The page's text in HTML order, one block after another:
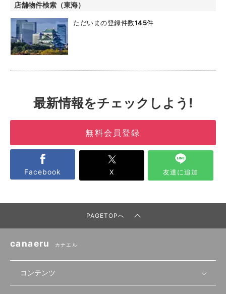
店舗物件検索（東海）
ただいまの登録件数145件
最新情報をチェックしよう!
無料会員登録
Facebook X 友達に追加
PAGETOPへ
canaeru カナエル
コンテンツ